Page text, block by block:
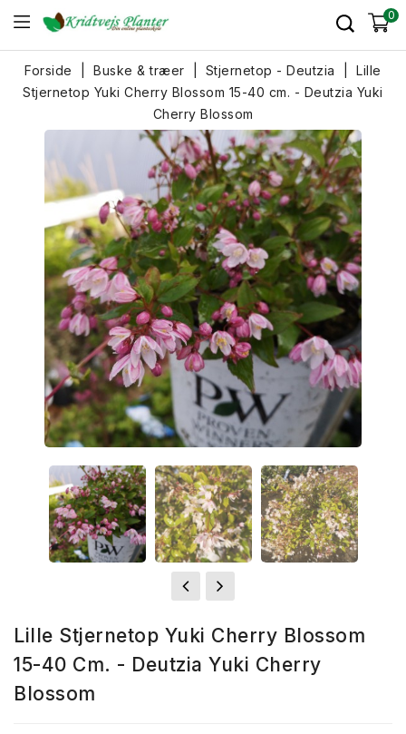
0
Forside Buske & træer Stjernetop - Deutzia
Lille
Stjernetop Yuki Cherry Blossom 15-40 cm. - Deutzia Yuki
Cherry Blossom
Lille Stjernetop Yuki Cherry Blossom
15-40 Cm. - Deutzia Yuki Cherry
Blossom